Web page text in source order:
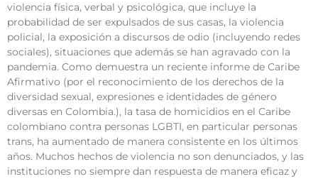
violencia física, verbal y psicológica, que incluye la
probabilidad de ser expulsados de sus casas, la violencia
policial, la exposición a discursos de odio (incluyendo redes
sociales), situaciones que además se han agravado con la
pandemia. Como demuestra un reciente informe de Caribe
Afirmativo (por el reconocimiento de los derechos de la
diversidad sexual, expresiones e identidades de género
diversas en Colombia.), la tasa de homicidios en el Caribe
colombiano contra personas LGBTI, en particular personas
trans, ha aumentado de manera consistente en los últimos
años. Muchos hechos de violencia no son denunciados, y las
instituciones no siempre dan respuesta de manera eficaz y